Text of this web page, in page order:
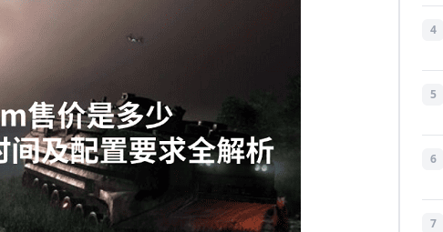
4
5
6
7